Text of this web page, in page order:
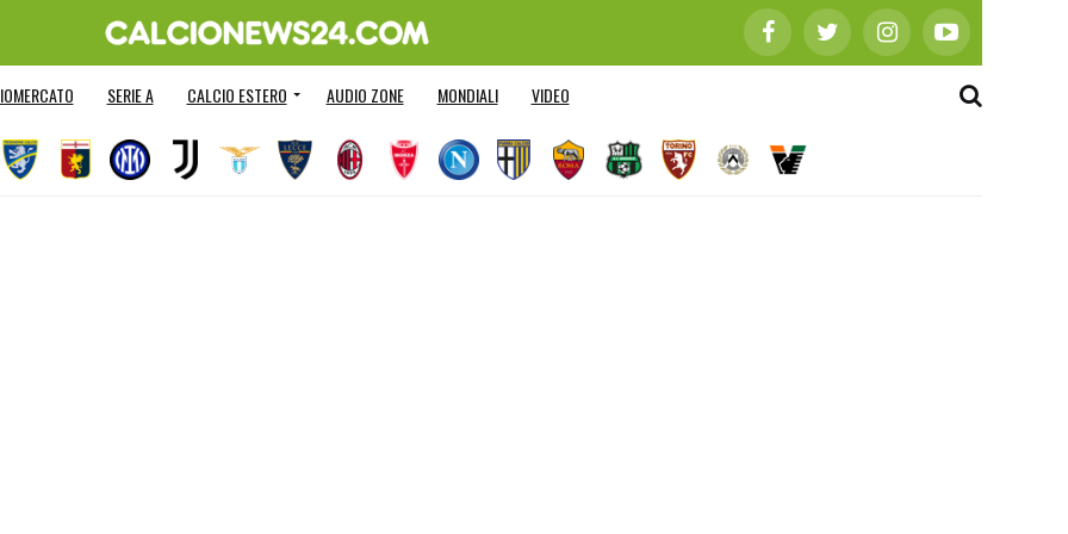
SERIE A CALCIO ESTERO AUDIO ZONE MONDIALI VIDEO